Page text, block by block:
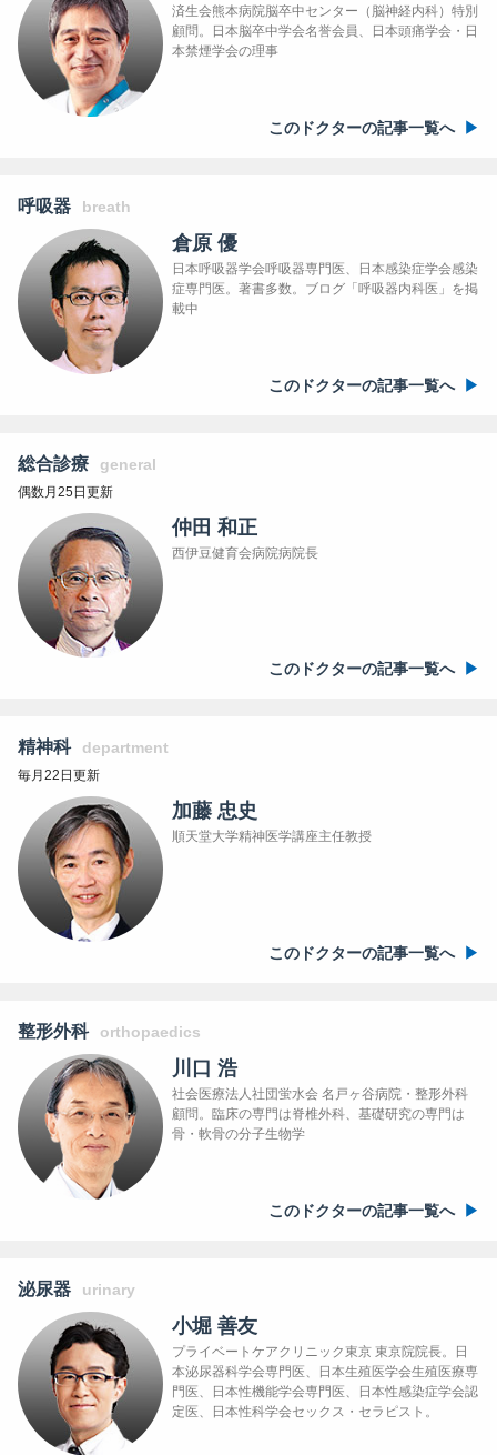
済生会熊本病院脳卒中センター（脳神経内科）特別
顧問。日本脳卒中学会名誉会員、日本頭痛学会・日
本禁煙学会の理事
このドクターの記事一覧へ
呼吸器 breath
倉原 優
日本呼吸器学会呼吸器専門医、日本感染症学会感染
症専門医。著書多数。ブログ「呼吸器内科医」を掲
載中
このドクターの記事一覧へ
総合診療 general
偶数月25日更新
仲田 和正
西伊豆健育会病院病院長
このドクターの記事一覧へ
精神科 department
毎月22日更新
加藤 忠史
順天堂大学精神医学講座主任教授
このドクターの記事一覧へ
整形外科 orthopaedics
川口 浩
社会医療法人社団蛍水会 名戸ヶ谷病院・整形外科
顧問。臨床の専門は脊椎外科、基礎研究の専門は
骨・軟骨の分子生物学
このドクターの記事一覧へ
泌尿器 urinary
小堀 善友
プライベートケアクリニック東京 東京院院長。日
本泌尿器科学会専門医、日本生殖医学会生殖医療専
門医、日本性機能学会専門医、日本性感染症学会認
定医、日本性科学会セックス・セラピスト。